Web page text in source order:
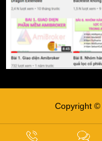
Copyright ©